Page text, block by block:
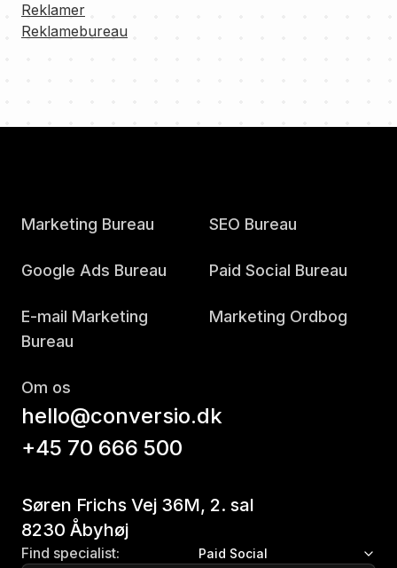
Reklamer
Reklamebureau
Marketing Bureau SEO Bureau
Google Ads Bureau Paid Social Bureau
E-mail Marketing
Bureau
Marketing Ordbog
Om os
hello@conversio.dk
+45 70 666 500
Søren Frichs Vej 36M, 2. sal
8230 Åbyhøj
Find specialist: Paid Social